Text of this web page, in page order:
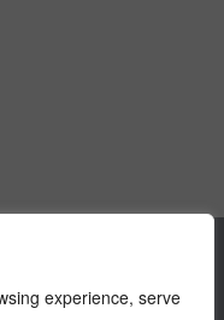
experience, serve